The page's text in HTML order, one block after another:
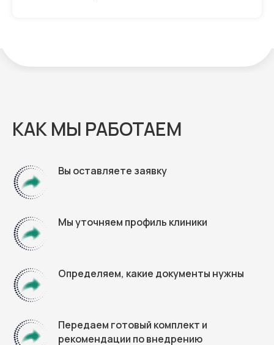
КАК МЫ РАБОТАЕМ
Вы оставляете заявку
Мы уточняем профиль клиники
Определяем, какие документы нужны
Передаем готовый комплект и
рекомендации по внедрению